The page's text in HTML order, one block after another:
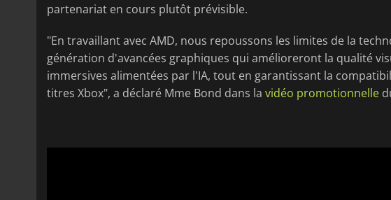
partenariat en cours plutôt prévisible.
"En travaillant avec AMD, nous repoussons les limites de la
génération d'avancées graphiques qui amélioreront la qualité
immersives alimentées par l'IA, tout en garantissant la
titres Xbox", a déclaré Mme Bond dans la vidéo promotionnelle